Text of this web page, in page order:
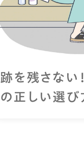
跡を残さない
の正しい選び